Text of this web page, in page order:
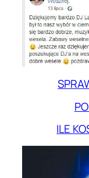
ILE